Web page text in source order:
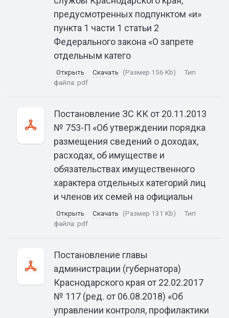
предусмотренных подпунктом «и»
пункта 1 части 1 статьи 2
Федерального закона «О запрете
отдельным катего
Открыть Скачать (Размер 156 Kb)
Тип
файла: pdf
Постановление ЗС КК от 20.11.2013
№ 753-П «Об утверждении порядка
размещения сведений о доходах,
расходах, об имуществе и
обязательствах имущественного
характера отдельных категорий лиц
и членов их семей на официальн
Открыть Скачать (Размер 131 Kb)
Тип
файла: pdf
Постановление главы
администрации (губернатора)
Краснодарского края от 22.02.2017
№ 117 (ред. от 06.08.2018) «Об
управлении контроля, профилактики